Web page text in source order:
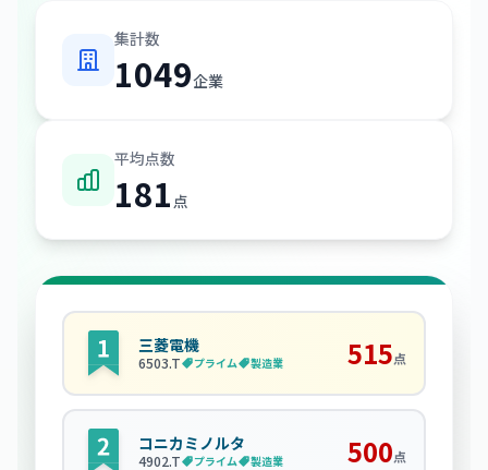
集計数
1049企業
平均点数
181 点
三菱電機
6503.T プライム 製造業 515点
コニカミノルタ
4902.T プライム 製造業 500点